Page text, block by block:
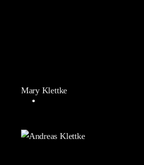
Mary Klettke